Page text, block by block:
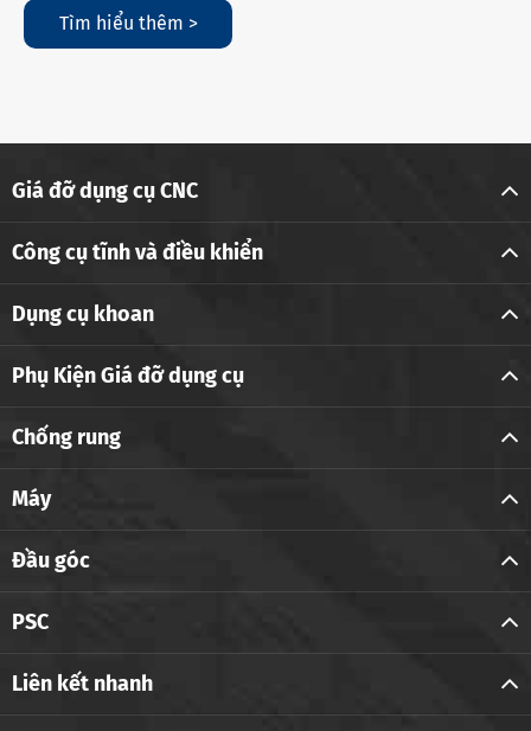
Tìm hiểu thêm >
Giá đỡ dụng cụ CNC
Công cụ tĩnh và điều khiển
Dụng cụ khoan
Phụ Kiện Giá đỡ dụng cụ
Chống rung
Máy
Đầu góc
PSC
Liên kết nhanh